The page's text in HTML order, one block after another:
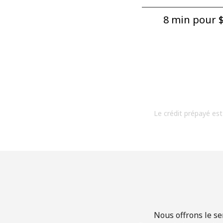
8 min pour
Le crédit prépayé
Nous offrons le